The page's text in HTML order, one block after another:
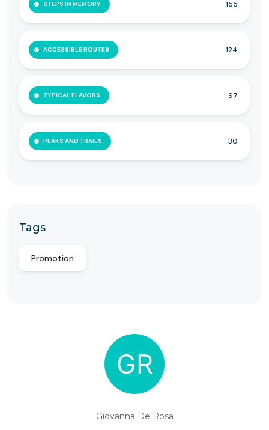
STEPS IN MEMORY 155
ACCESSIBLE ROUTES 124
TYPICAL FLAVORS 97
PEAKS AND TRAILS 30
Tags
Promotion
Giovanna De Rosa